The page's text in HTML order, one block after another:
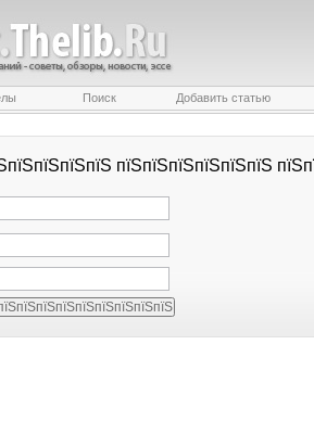
Поиск Добавить статью
пїЅпїЅпїЅпїЅпїЅпїЅ